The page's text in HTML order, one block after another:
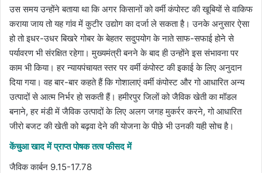
उस समय उन्होंने बताया था कि अगर किसानों को वर्मी कंपोस्ट की खूबियों से वाकिफ
कराया जाय तो यह गांव में कुटीर उद्योग का दर्जा ले सकता है। उनके अनुसार ऐसा
हो तो इधर-उधर बिखरे गोबर के बेहतर सदुपयोग के नाते साफ-सफाई होने से
पर्यावरण भी संरक्षित रहेगा। मुख्यमंत्री बनने के बाद ही उन्होंने इस संभावना पर
काम भी किया। हर न्यायपंचायत स्तर पर वर्मी कंपोस्ट की इकाई के लिए अनुदान
दिया गया। वह बार-बार कहते हैं कि गोशालाएं वर्मी कंपोस्ट और गो आधारित अन्य
उत्पादों से आत्म निर्भर हो सकती हैं। हमीरपुर जिलों को जैविक खेती का मॉडल
बनाने, हर मंडी में जैविक उत्पादों के लिए अलग जगह मुकर्रर करने, गो आधारित
जीरो बजट की खेती को बढ़वा देने की योजना के पीछे भी उनकी यही सोच है।
केंचुआ खाद में प्राप्त पोषक तत्व फीसद में
जैविक कार्बन 9.15-17.78